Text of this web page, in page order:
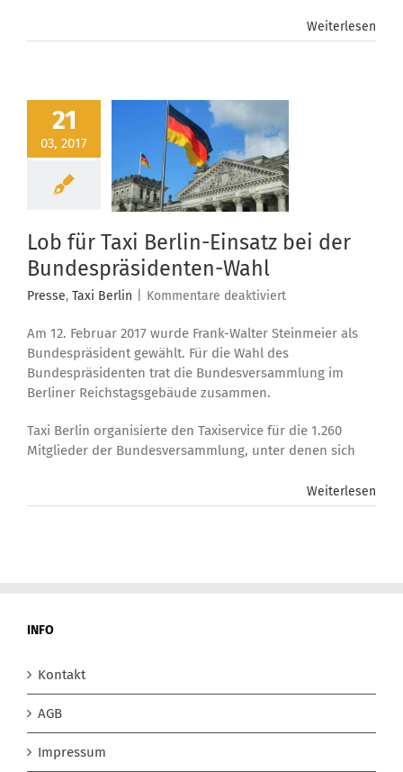
Weiterlesen
21
03, 2017
Lob für Taxi Berlin-Einsatz bei der
Bundespräsidenten-Wahl
Presse, Taxi Berlin Kommentare deaktiviertfür
für
Taxi
Berlin-
der
Bundespräsidenten-
Am 12. Februar 2017 wurde Frank-Walter Steinmeier als
Bundespräsident gewählt. Für die Wahl des
Bundespräsidenten trat die Bundesversammlung im
Berliner Reichstagsgebäude zusammen.
Taxi Berlin organisierte den Taxiservice für die 1.260
Mitglieder der Bundesversammlung, unter denen sich
Weiterlesen
INFO
Kontakt
AGB
Impressum